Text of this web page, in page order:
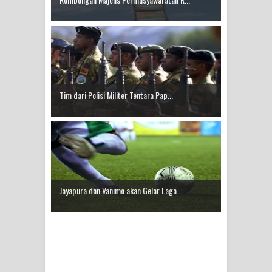
Idorway Masih Hilang
Tim dari Polisi Militer Tentara Pap...
Jayapura dan Vanimo akan Gelar Laga...